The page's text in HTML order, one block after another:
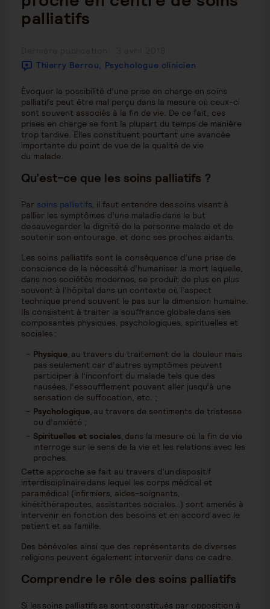
palliatifs
publiée :
Thierry Berrou, Psychologue clinicien
Évoquer la possibilité d’une prise en charge en soins
palliatifs peut être mal perçu dans la mesure où ceux-ci
sont souvent associés à la fin de vie. De ce fait, ces
prises en charge se font la plupart du temps de manière
trop tardive. Elles constituent pourtant une avancée
importante du point de vue de la qualité de vie
du malade.
Qu’est-ce que les soins palliatifs ?
Par soins palliatifs, il faut entendre des soins visant à
pallier les symptômes d’une maladie dans le but
de sauvegarder la dignité de la personne malade et de
soutenir son entourage, et donc ses proches aidants.
Les soins palliatifs sont la conséquence d’une prise de
conscience de la nécessité d’humaniser la mort laquelle,
dans nos sociétés modernes, se produit de plus en plus
souvent à l’hôpital dans un contexte où l’aspect
technique prend souvent le pas sur la dimension humaine.
Ils consistent à traiter la souffrance globale dans ses
composantes physiques, psychologiques, spirituelles et
sociales :
Physique, au travers du traitement de la douleur mais
pas seulement car d’autres symptômes peuvent
participer à l’inconfort du malade tels que des
nausées, l’essoufflement pouvant aller jusqu’à une
sensation de suffocation, etc. ;
Psychologique, au travers de sentiments de tristesse
ou d’anxiété ;
Spirituelles et sociales, dans la mesure où la fin de vie
interroge sur le sens de la vie et les relations avec les
proches.
Cette approche se fait au travers d’un dispositif
interdisciplinaire dans lequel les corps médical et
paramédical (infirmiers, aides-soignants,
kinésithérapeutes, assistantes sociales…) sont amenés à
intervenir en fonction des besoins et en accord avec le
patient et sa famille.
Des bénévoles ainsi que des représentants de diverses
religions peuvent également intervenir dans ce cadre.
Comprendre le rôle des soins palliatifs
Si les soins palliatifs se sont constitués par opposition à